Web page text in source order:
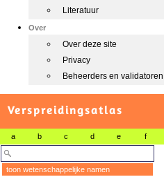
Literatuur
Over
Over deze site
Privacy
Beheerders en validatoren
Verspreidingsatlas
a b c d e f
toon wetenschappelijke namen